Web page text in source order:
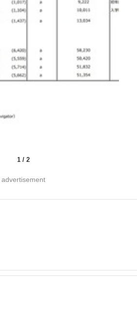
1 / 2
advertisement